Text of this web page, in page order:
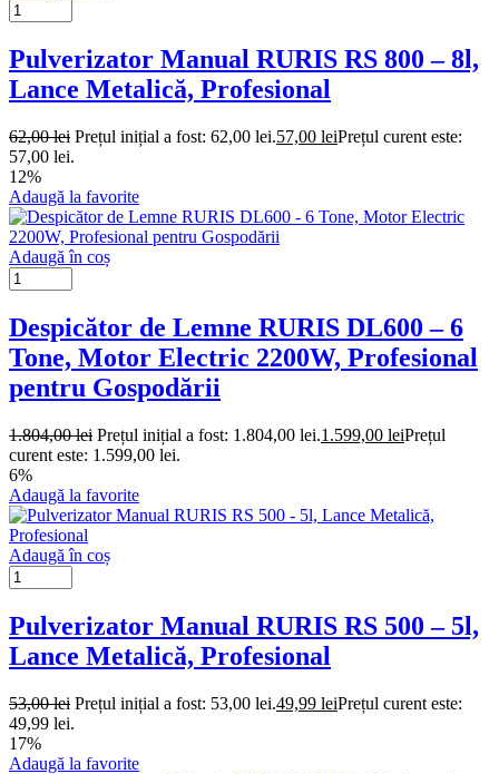
Pulverizator Manual RURIS RS 800 – 8l,
Lance Metalică, Profesional
62,00lei Prețul inițial a fost: 62,00 lei.57,00 leiPrețul curent este:
57,00 lei.
12%
Adaugă la favorite
Adaugă în coș
Despicător de Lemne RURIS DL600 – 6
Tone, Motor Electric 2200W, Profesional
pentru Gospodării
1.804,00lei Prețul inițial a fost: 1.804,00 lei.1.599,00 leiPrețul
curent este: 1.599,00 lei.
6%
Adaugă la favorite
Adaugă în coș
Pulverizator Manual RURIS RS 500 – 5l,
Lance Metalică, Profesional
53,00lei Prețul inițial a fost: 53,00 lei.49,99 leiPrețul curent este:
49,99 lei.
17%
Adaugă la favorite